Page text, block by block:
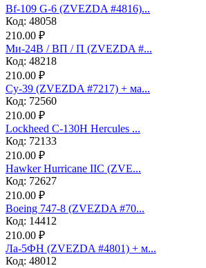
Bf-109 G-6 (ZVEZDA #4816)...
Код: 48058
210.00 ₽
Ми-24В / ВП / П (ZVEZDA #...
Код: 48218
210.00 ₽
Су-39 (ZVEZDA #7217) + ма...
Код: 72560
210.00 ₽
Lockheed C-130H Hercules ...
Код: 72133
210.00 ₽
Hawker Hurricane IIC (ZVE...
Код: 72627
210.00 ₽
Boeing 747-8 (ZVEZDA #70...
Код: 14412
210.00 ₽
Ла-5ФН (ZVEZDA #4801) + м...
Код: 48012